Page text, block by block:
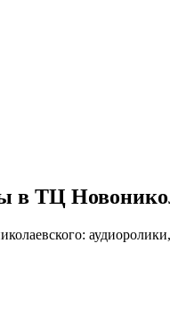
в ТЦ
: